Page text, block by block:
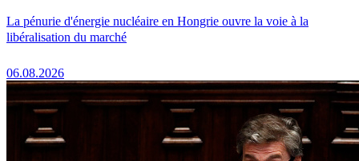
La pénurie d'énergie nucléaire en Hongrie ouvre la voie à la
libéralisation du marché
06.08.2026